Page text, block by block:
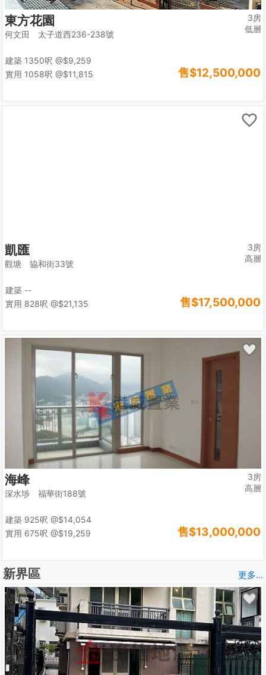
3房
低層
東方花園
何文田 太子道西236-238號
售$12,500,000
建築 1350呎 @$9,259
實用 1058呎 @$11,815
3房
高層
凱匯
觀塘 協和街33號
售$17,500,000
建築 --
實用 828呎 @$21,135
3房
高層
海峰
深水埗 福華街188號
售$13,000,000
建築 925呎 @$14,054
實用 675呎 @$19,259
新界區 更多...